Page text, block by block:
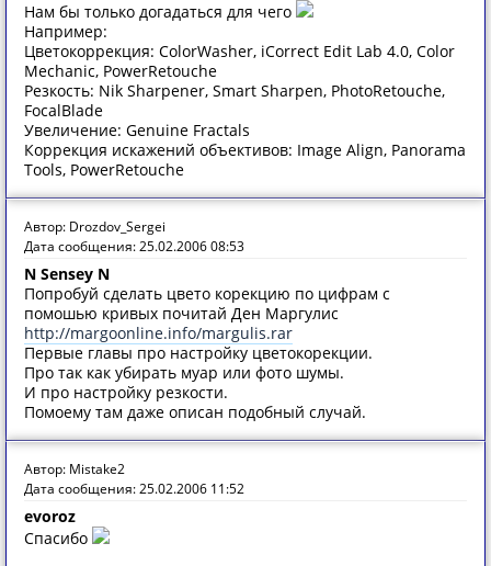
Нам бы только догадаться для чего
Например:
Цветокоррекция: ColorWasher, iCorrect Edit Lab 4.0, Color
Mechanic, PowerRetouche
Резкость: Nik Sharpener, Smart Sharpen, PhotoRetouche,
FocalBlade
Увеличение: Genuine Fractals
Коррекция искажений объективов: Image Align, Panorama
Tools, PowerRetouche
Автор: Drozdov_Sergei
Дата сообщения: 25.02.2006 08:53
N Sensey N
Попробуй сделать цвето корекцию по цифрам с
помошью кривых почитай Ден Маргулис
http://margoonline.info/margulis.rar
Первые главы про настройку цветокорекции.
Про так как убирать муар или фото шумы.
И про настройку резкости.
Помоему там даже описан подобный случай.
Автор: Mistake2
Дата сообщения: 25.02.2006 11:52
evoroz
Спасибо